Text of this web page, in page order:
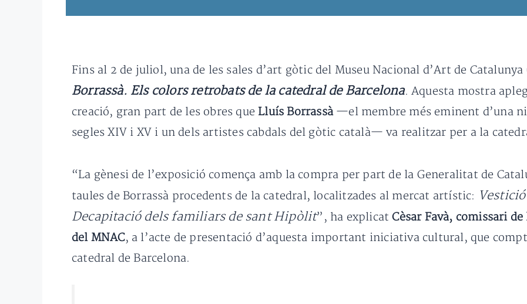
Fins al 2 de juliol, una de les sales d’art gòtic del Museu Nacional d’Art de Catalunya
Borrassà. Els colors retrobats de la catedral de Barcelona. Aquesta mostra
creació, gran part de les obres que Lluís Borrassà—el membre més eminent d’una
segles XIV i XV i un dels artistes cabdals del gòtic català— va realitzar per a la
“La gènesi de l’exposició comença amb la compra per part de la Generalitat de
taules de Borrassà procedents de la catedral, localitzades al mercat artístic:
Decapitació dels familiars de sant Hipòlit”, ha explicatCèsar Favà, comissari
del MNAC, a l’acte de presentació d’aquesta important iniciativa cultural, que
catedral de Barcelona.